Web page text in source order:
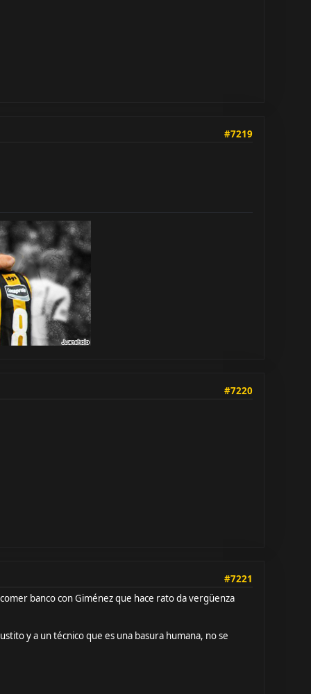
#7219
#7220
#7221
banco con Giménez que hace rato da vergüenza
y a un técnico que es una basura humana, no se